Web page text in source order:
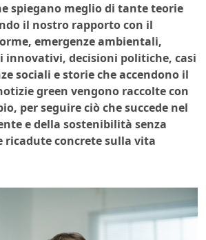
spiegano meglio di tante teorie
il nostro rapporto con il
emergenze ambientali,
innovativi, decisioni politiche, casi
sociali e storie che accendono il
green vengono raccolte con
per seguire ciò che succede nel
e della sostenibilità senza
ricadute concrete sulla vita